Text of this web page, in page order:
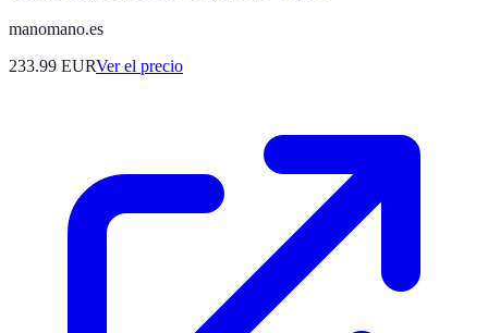
manomano.es
233.99 EURVer el precio